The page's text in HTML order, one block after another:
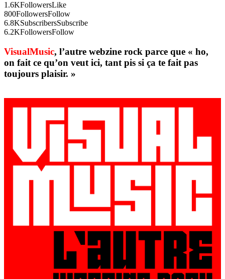
1.6KFollowersLike
800FollowersFollow
6.8KSubscribersSubscribe
6.2KFollowersFollow
VisualMusic, l’autre webzine rock parce que « ho,
on fait ce qu’on veut ici, tant pis si ça te fait pas
toujours plaisir. »